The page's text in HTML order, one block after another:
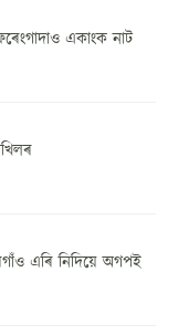
একাংক নাট
এৰি নিদিয়ে অগপই